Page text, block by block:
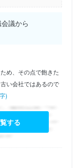
議から
め、その点で飽きた
い会社ではあるので
)
する